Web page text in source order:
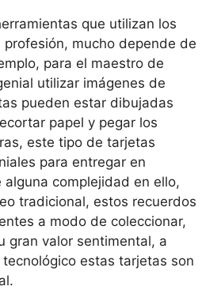
que utilizan los
profesión, mucho depende de
para el maestro de
utilizar imágenes de
pueden estar dibujadas
papel y pegar los
este tipo de tarjetas
para entregar en
alguna complejidad en ello,
tradicional, estos recuerdos
a modo de coleccionar,
gran valor sentimental, a
estas tarjetas son